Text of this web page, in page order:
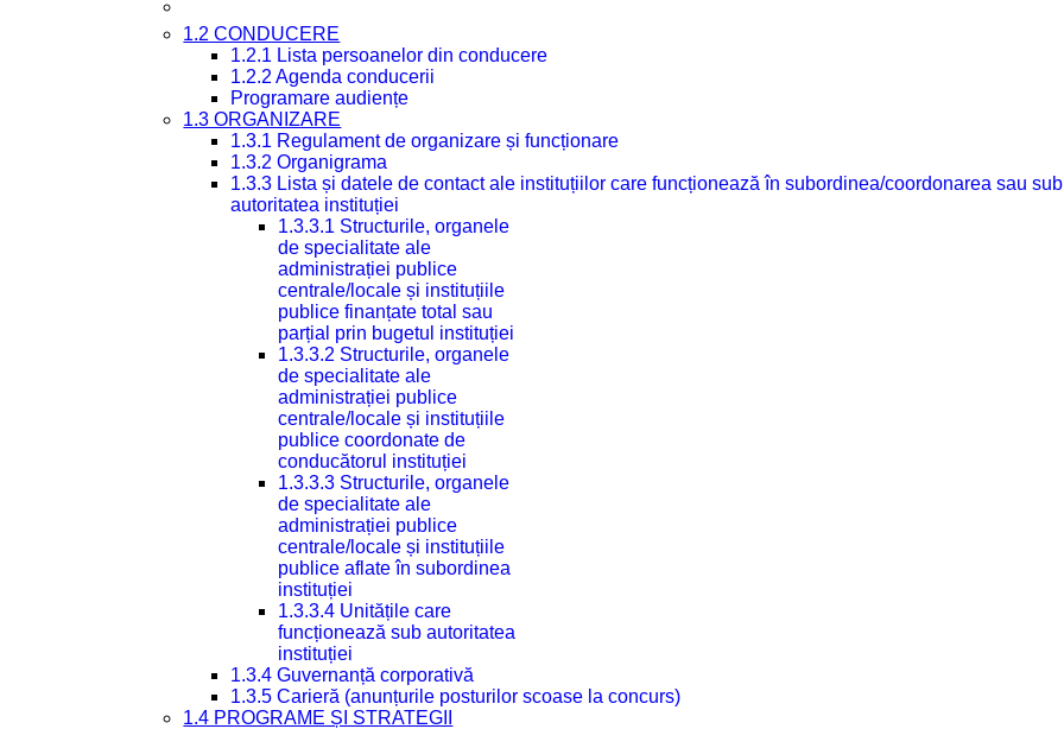
1.2 CONDUCERE
1.2.1 Lista persoanelor din conducere
1.2.2 Agenda conducerii
Programare audiențe
1.3 ORGANIZARE
1.3.1 Regulament de organizare și funcționare
1.3.2 Organigrama
1.3.3 Lista și datele de contact ale instituțiilor care funcționează în subordinea/coordonarea sau sub
autoritatea instituției
1.3.3.1 Structurile, organele
de specialitate ale
administrației publice
centrale/locale și instituțiile
publice finanțate total sau
parțial prin bugetul instituției
1.3.3.2 Structurile, organele
de specialitate ale
administrației publice
centrale/locale și instituțiile
publice coordonate de
conducătorul instituției
1.3.3.3 Structurile, organele
de specialitate ale
administrației publice
centrale/locale și instituțiile
publice aflate în subordinea
instituției
1.3.3.4 Unitățile care
funcționează sub autoritatea
instituției
1.3.4 Guvernanță corporativă
1.3.5 Carieră (anunțurile posturilor scoase la concurs)
1.4 PROGRAME ȘI STRATEGII